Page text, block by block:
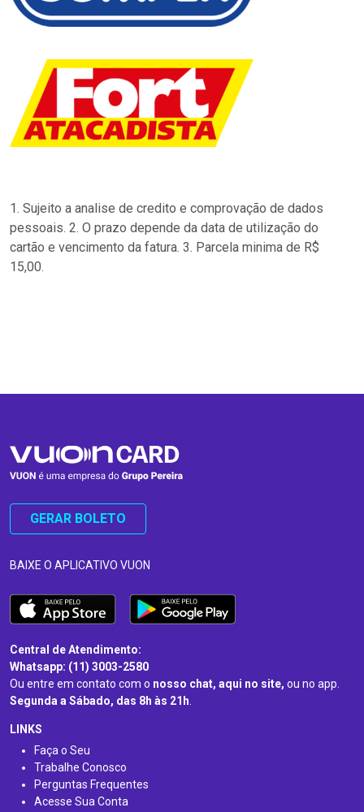
1. Sujeito a analise de credito e comprovação de dados
pessoais. 2. O prazo depende da data de utilização do
cartão e vencimento da fatura. 3. Parcela minima de R$
15,00.
GERAR BOLETO
BAIXE O APLICATIVO VUON
Central de Atendimento:
Whatsapp: (11) 3003-2580
Ou entre em contato com o nosso chat, aqui no site, ou no app.
Segunda a Sábado, das 8h às 21h.
LINKS
Faça o Seu
Trabalhe Conosco
Perguntas Frequentes
Acesse Sua Conta